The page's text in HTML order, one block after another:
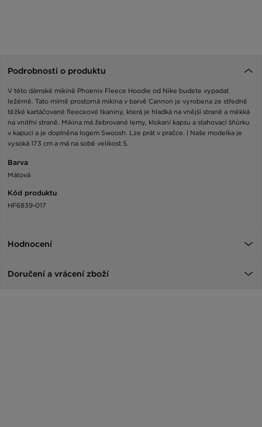
Podrobnosti o produktu
V této dámské mikině Phoenix Fleece Hoodie od Nike budete vypadat
ležérně. Tato mírně prostorná mikina v barvě Cannon je vyrobena ze středně
těžké kartáčované fleeceové tkaniny, která je hladká na vnější straně a měkká
na vnitřní straně. Mikina má žebrované lemy, klokaní kapsu a stahovací šňůrku
v kapuci a je doplněna logem Swoosh. Lze prát v pračce. | Naše modelka je
vysoká 173 cm a má na sobě velikost S.
Barva
Mátová
Kód produktu
HF6839-017
Hodnocení
Doručení a vrácení zboží